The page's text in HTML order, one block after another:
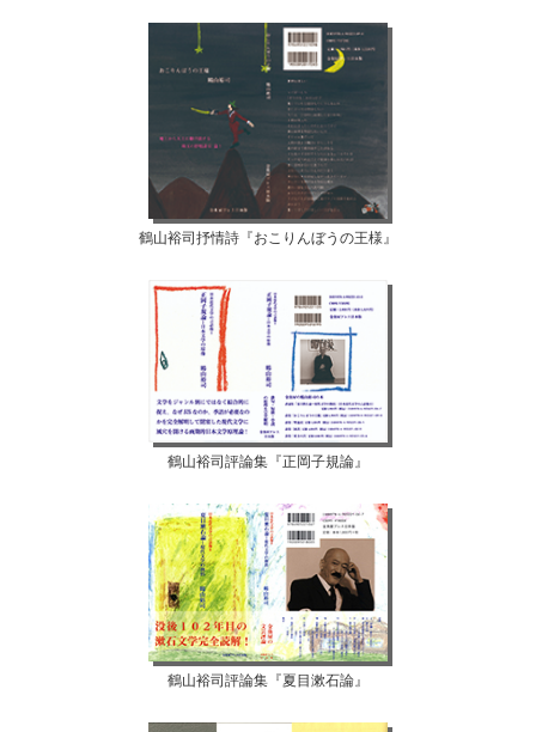
鶴山裕司抒情詩『おこりんぼうの王様』
鶴山裕司評論集『正岡子規論』
鶴山裕司評論集『夏目漱石論』